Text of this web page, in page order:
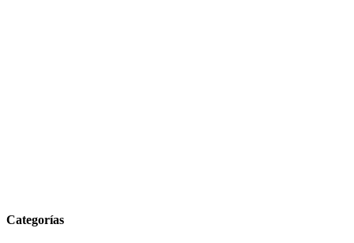
Categorías